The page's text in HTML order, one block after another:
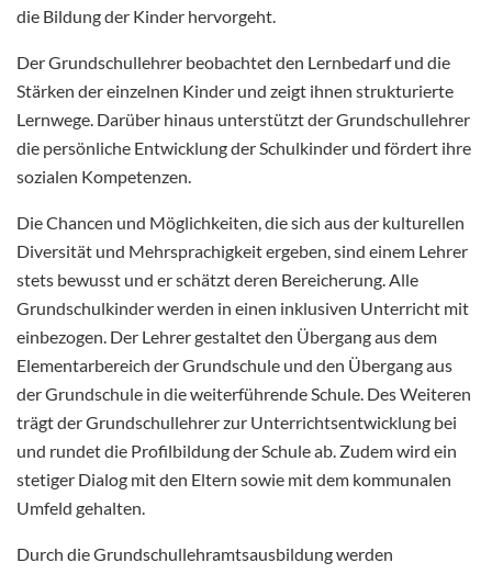
die Bildung der Kinder hervorgeht.
Der Grundschullehrer beobachtet den Lernbedarf und die
Stärken der einzelnen Kinder und zeigt ihnen strukturierte
Lernwege. Darüber hinaus unterstützt der Grundschullehrer
die persönliche Entwicklung der Schulkinder und fördert ihre
sozialen Kompetenzen.
Die Chancen und Möglichkeiten, die sich aus der kulturellen
Diversität und Mehrsprachigkeit ergeben, sind einem Lehrer
stets bewusst und er schätzt deren Bereicherung. Alle
Grundschulkinder werden in einen inklusiven Unterricht mit
einbezogen. Der Lehrer gestaltet den Übergang aus dem
Elementarbereich der Grundschule und den Übergang aus
der Grundschule in die weiterführende Schule. Des Weiteren
trägt der Grundschullehrer zur Unterrichtsentwicklung bei
und rundet die Profilbildung der Schule ab. Zudem wird ein
stetiger Dialog mit den Eltern sowie mit dem kommunalen
Umfeld gehalten.
Durch die Grundschullehramtsausbildung werden